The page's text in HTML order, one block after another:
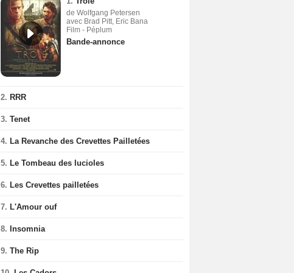
de Wolfgang Petersen
avec Brad Pitt, Eric Bana
Film - Péplum
Bande-annonce
2. RRR
3. Tenet
4. La Revanche des Crevettes Pailletées
5. Le Tombeau des lucioles
6. Les Crevettes pailletées
7. L'Amour ouf
8. Insomnia
9. The Rip